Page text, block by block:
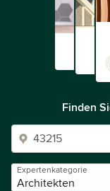
Finden
Expertenkategorie
Architekten